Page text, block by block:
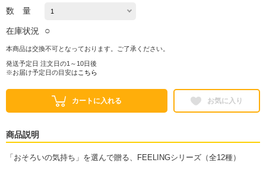
数 量
在庫状況 ○
本商品は交換不可となっております。ご了承ください。
発送予定日 注文日の1～10日後
※お届け予定日の目安は こちら
カートに入れる お気に入り
商品説明
「おそろいの気持ち」を選んで贈る、FEELINGシリーズ（全12種）